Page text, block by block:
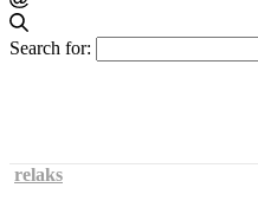
Search for:
relaks